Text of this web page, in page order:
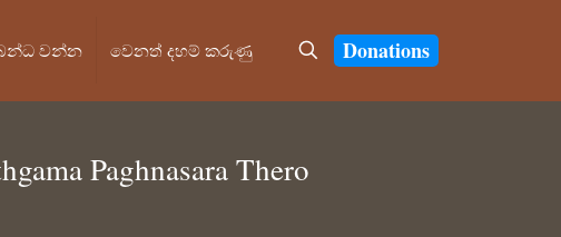
වන්න වෙනත් දහම් කරුණු Donations
Paghnasara Thero